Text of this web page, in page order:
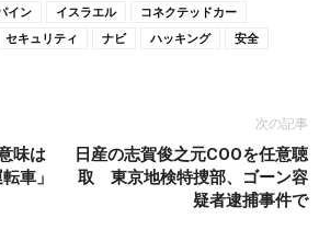
イン イスラエル
コネクテッドカー
セキュリティ ナビ ハッキング
安全
味は
車」
次の記事
日産の志賀俊之元COOを任意聴
取 東京地検特捜部、ゴーン容
疑者逮捕事件で